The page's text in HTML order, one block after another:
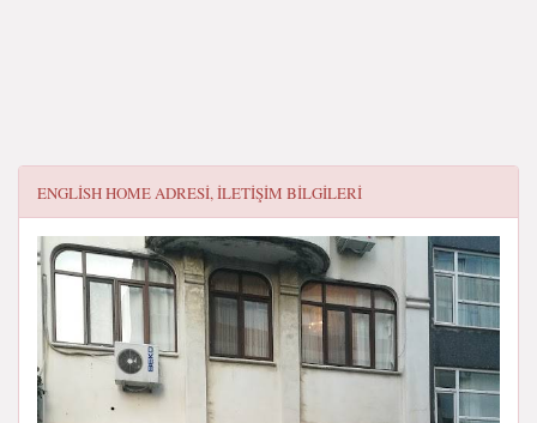
ENGLISH HOMEADRESI, ILETIŞIM BILGILERI